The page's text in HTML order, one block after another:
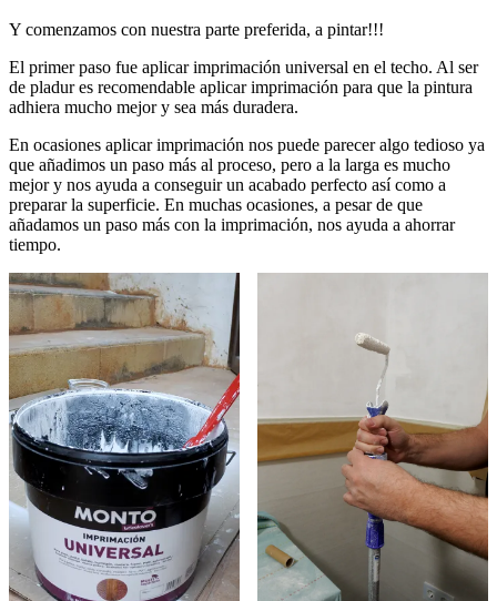
Y comenzamos con nuestra parte preferida, a pintar!!!
El primer paso fue aplicar imprimación universal en el techo. Al ser
de pladur es recomendable aplicar imprimación para que la pintura
adhiera mucho mejor y sea más duradera.
En ocasiones aplicar imprimación nos puede parecer algo tedioso ya
que añadimos un paso más al proceso, pero a la larga es mucho
mejor y nos ayuda a conseguir un acabado perfecto así como a
preparar la superficie. En muchas ocasiones, a pesar de que
añadamos un paso más con la imprimación, nos ayuda a ahorrar
tiempo.